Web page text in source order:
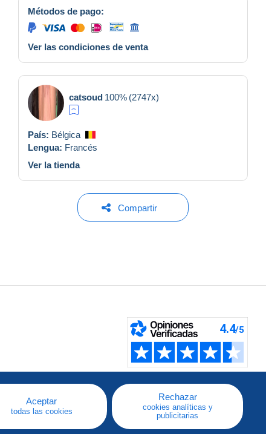
Métodos de pago:
Ver las condiciones de venta
catsoud 100% (2747x)
País: Bélgica
Lengua: Francés
Ver la tienda
Compartir
Aceptar
todas las cookies
Rechazar
cookies analíticas y
publicitarias